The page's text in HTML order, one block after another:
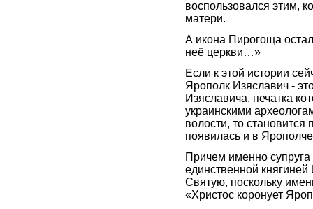
воспользовался этим,
матери.
А икона Пирогоща
неё церкви…»
Если к этой истории
Ярополк Изяславич -
Изяславича, печатка
украинскими
волости, то становится
появилась и в
Причем именно
единственной княгиней
Святую, поскольку
«Христос коронует